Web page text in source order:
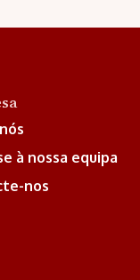
à nossa equipa
nos